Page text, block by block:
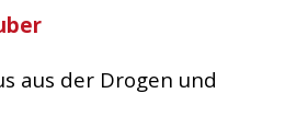
aus der Drogen und